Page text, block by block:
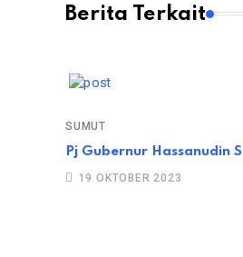
Berita Terkait
SUMUT
Pj Gubernur Hassanudin
19 OKTOBER 2023